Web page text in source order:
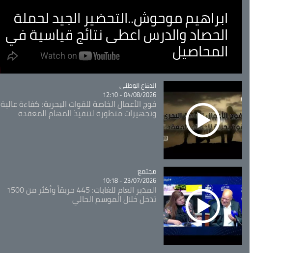
ابراهيم موحوش..التحضير الجيد لحملة
الحصاد والدرس اعطى نتائج قياسية في
المحاصيل
Catégorie
الدفاع الوطني
04/08/2026 - 12:10
فوج الأعمال الخاصة للقوات البحرية: كفاءة عالية
وتجهيزات متطورة لتنفيذ المهام المعقدة
Catégorie
مجتمع
23/07/2026 - 10:18
المدير العام للغابات: 445 حريقاً وأكثر من 1500
تدخل خلال الموسم الحالي